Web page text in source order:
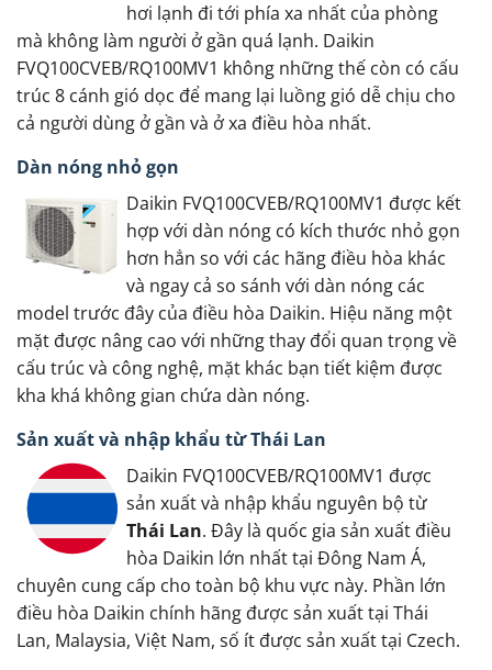
hơi lạnh đi tới phía xa nhất của phòng
mà không làm người ở gần quá lạnh. Daikin
FVQ100CVEB/RQ100MV1 không những thế còn có cấu
trúc 8 cánh gió dọc để mang lại luồng gió dễ chịu cho
cả người dùng ở gần và ở xa điều hòa nhất.
Dàn nóng nhỏ gọn
Daikin FVQ100CVEB/RQ100MV1 được kết
hợp với dàn nóng có kích thước nhỏ gọn
hơn hẳn so với các hãng điều hòa khác
và ngay cả so sánh với dàn nóng các
model trước đây của điều hòa Daikin. Hiệu năng một
mặt được nâng cao với những thay đổi quan trọng về
cấu trúc và công nghệ, mặt khác bạn tiết kiệm được
kha khá không gian chứa dàn nóng.
Sản xuất và nhập khẩu từ Thái Lan
Daikin FVQ100CVEB/RQ100MV1 được
sản xuất và nhập khẩu nguyên bộ từ
Thái Lan. Đây là quốc gia sản xuất điều
hòa Daikin lớn nhất tại Đông Nam Á,
chuyên cung cấp cho toàn bộ khu vực này. Phần lớn
điều hòa Daikin chính hãng được sản xuất tại Thái
Lan, Malaysia, Việt Nam, số ít được sản xuất tại Czech.